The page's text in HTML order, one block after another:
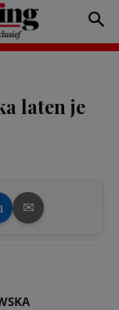
laten je
✉